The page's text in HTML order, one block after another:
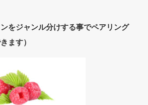
をジャンル分けする事でペアリング
ます）